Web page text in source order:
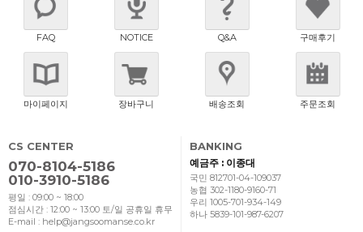
FAQ NOTICE Q&A 구매후기
마이페이지 장바구니 배송조회 주문조회
CS CENTER
070-8104-5186
010-3910-5186
평일 : 09:00 ~ 18:00
점심시간 : 12:00 ~ 13:00 토/일 공휴일 휴무
E-mail : help@jangsoomanse.co.kr
BANKING
예금주 : 이종대
국민 812701-04-109037
농협 302-1180-9160-71
우리 1005-701-934-149
하나 5839-101-987-6207